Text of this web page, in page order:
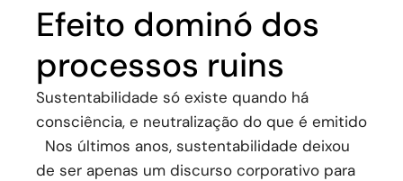
Efeito dominó dos
processos ruins
Sustentabilidade só existe quando há
consciência, e neutralização do que é emitido
Nos últimos anos, sustentabilidade deixou
de ser apenas um discurso corporativo para